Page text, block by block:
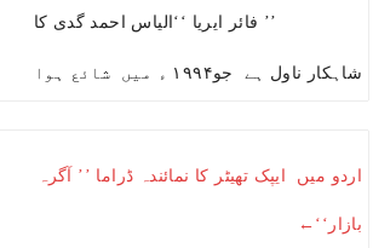
’’ فائر ایریا ‘‘الیاس احمد گدی کا
شاہکار ناول ہے جو۱۹۹۴ ء میں شائع ہوا
اردو میں ایپک تھیٹر کا نمائندہ ڈراما ’’ آگرہ
بازار‘‘←